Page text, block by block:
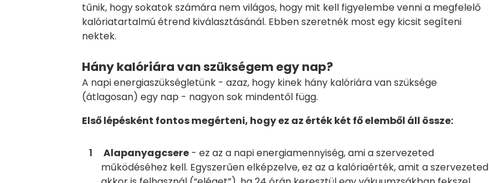
tűnik, hogy sokatok számára nem világos, hogy mit kell figyelembe venni a megfelelő
kalóriatartalmú étrend kiválasztásánál. Ebben szeretnék most egy kicsit segíteni
nektek.
Hány kalóriára van szükségem egy nap?
A napi energiaszükségletünk - azaz, hogy kinek hány kalóriára van szüksége
(átlagosan) egy nap - nagyon sok mindentől függ.
Első lépésként fontos megérteni, hogy ez az érték két fő elemből áll össze:
Alapanyagcsere - ez az a napi energiamennyiség, ami a szervezeted
működéséhez kell. Egyszerűen elképzelve, ez az a kalóriaérték, amit a szervezeted